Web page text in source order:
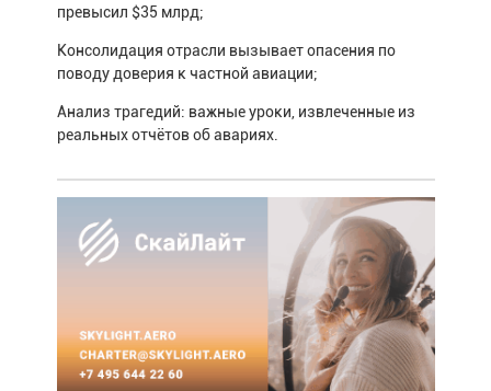
превысил $35 млрд;
Консолидация отрасли вызывает опасения по
поводу доверия к частной авиации;
Анализ трагедий: важные уроки, извлеченные из
реальных отчётов об авариях.